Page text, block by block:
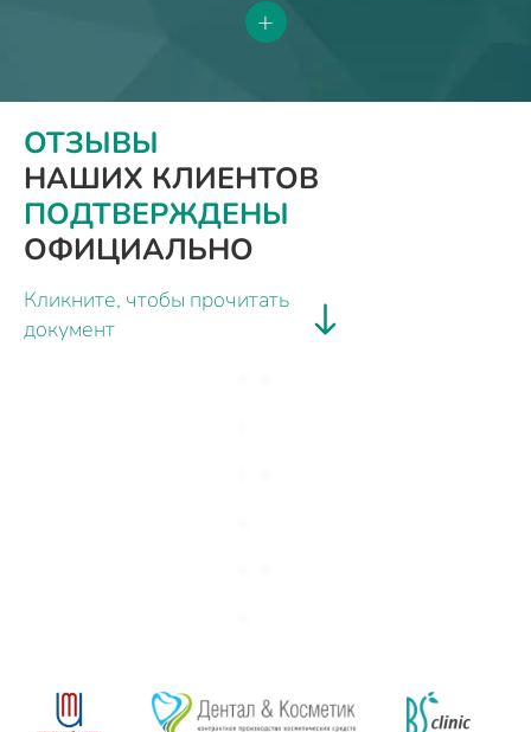
+
ОТЗЫВЫ
НАШИХ КЛИЕНТОВ
ПОДТВЕРЖДЕНЫ
ОФИЦИАЛЬНО
Кликните, чтобы прочитать
документ